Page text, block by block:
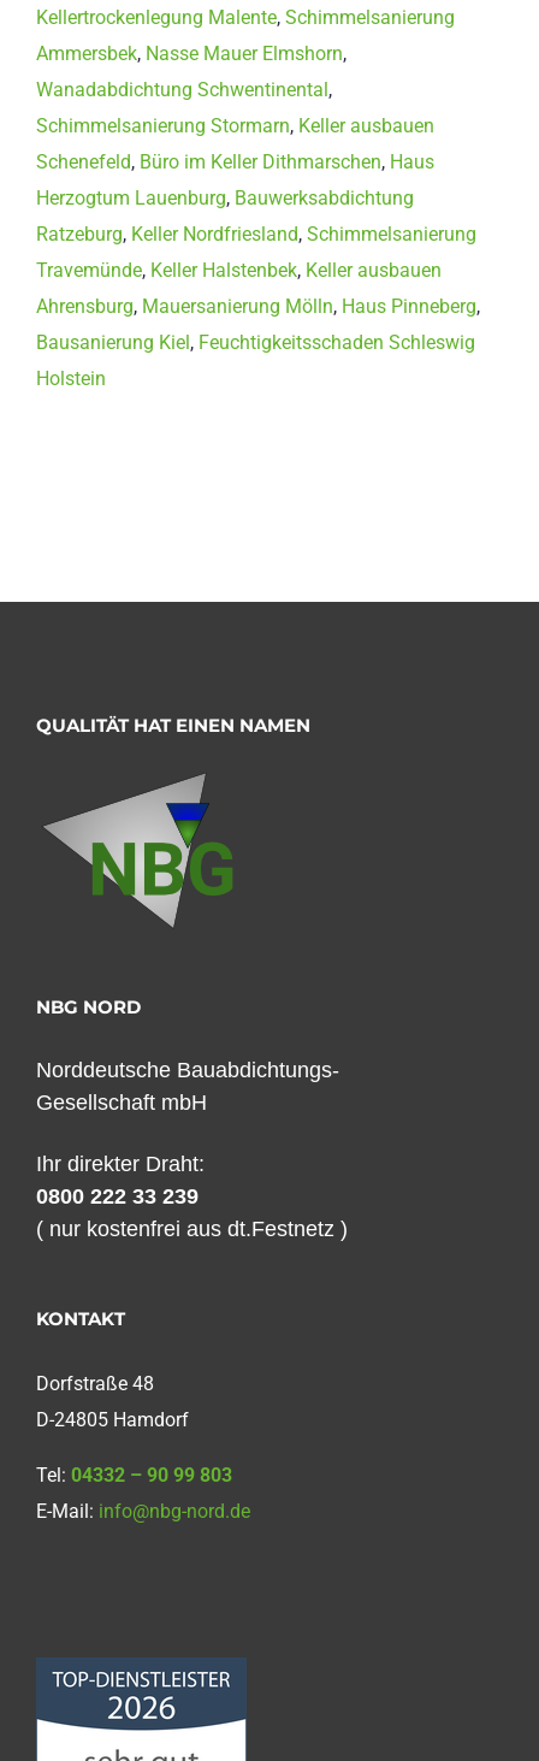
Kellertrockenlegung Malente, Schimmelsanierung
Ammersbek, Nasse Mauer Elmshorn,
Wanadabdichtung Schwentinental,
Schimmelsanierung Stormarn, Keller ausbauen
Schenefeld, Büro im Keller Dithmarschen, Haus
Herzogtum Lauenburg, Bauwerksabdichtung
Ratzeburg, Keller Nordfriesland, Schimmelsanierung
Travemünde, Keller Halstenbek, Keller ausbauen
Ahrensburg, Mauersanierung Mölln, Haus Pinneberg,
Bausanierung Kiel, Feuchtigkeitsschaden Schleswig
Holstein
QUALITÄT HAT EINEN NAMEN
NBG NORD
Norddeutsche Bauabdichtungs-
Gesellschaft mbH
Ihr direkter Draht:
0800 222 33 239
( nur kostenfrei aus dt.Festnetz )
KONTAKT
Dorfstraße 48
D-24805 Hamdorf
Tel: 04332 – 90 99 803
E-Mail: info@nbg-nord.de
Norddeutsche
Bauabdichtungsgesellschaft
mbH
von 5
86Bewertungen